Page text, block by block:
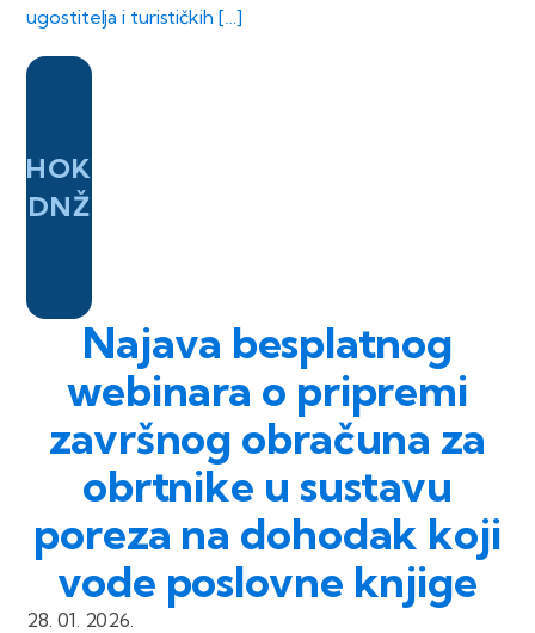
ugostitelja i turističkih […]
HOK
DNŽ
Najava besplatnog
webinara o pripremi
završnog obračuna za
obrtnike u sustavu
poreza na dohodak koji
vode poslovne knjige
28. 01. 2026.